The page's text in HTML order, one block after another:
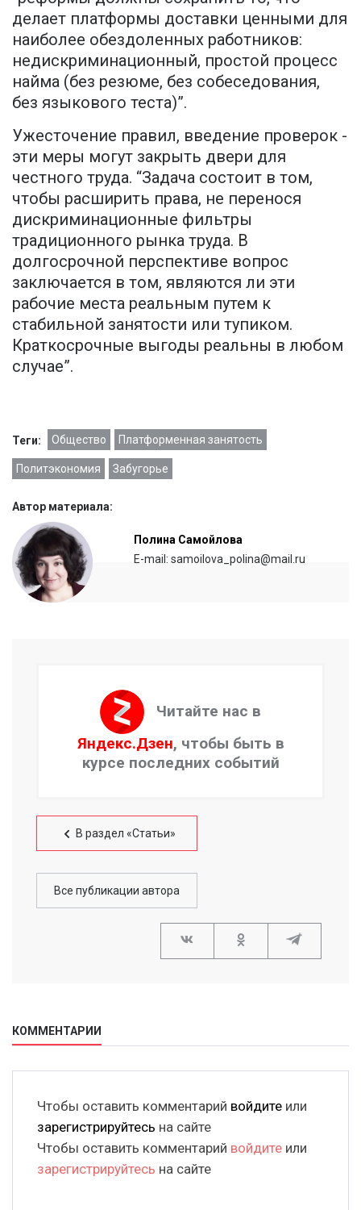
делает платформы доставки ценными для
наиболее обездоленных работников:
недискриминационный, простой процесс
найма (без резюме, без собеседования,
без языкового теста)”.
Ужесточение правил, введение проверок -
эти меры могут закрыть двери для
честного труда. “Задача состоит в том,
чтобы расширить права, не перенося
дискриминационные фильтры
традиционного рынка труда. В
долгосрочной перспективе вопрос
заключается в том, являются ли эти
рабочие места реальным путем к
стабильной занятости или тупиком.
Краткосрочные выгоды реальны в любом
случае”.
Теги: Общество Платформенная занятость
Политэкономия Забугорье
Автор материала:
Полина Самойлова
E-mail: samoilova_polina@mail.ru
Читайте нас в
Яндекс.Дзен, чтобы быть в
курсе последних событий
В раздел «Статьи»
Все публикации автора
КОММЕНТАРИИ
Чтобы оставить комментарий войдите или
зарегистрируйтесь на сайте
Чтобы оставить комментарий войдите или
зарегистрируйтесь на сайте